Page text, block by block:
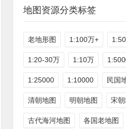
地图资源分类标签
老地形图 1:100万+
1:20-30万 1:10万
1:25000 1:10000 民国
清朝地图 明朝地图 宋朝
古代海河地图 各国老地图